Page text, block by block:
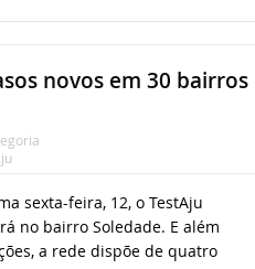
novos em 30 bairros
sexta-feira, 12, o TestAju
no bairro Soledade. E além
a rede dispõe de quatro